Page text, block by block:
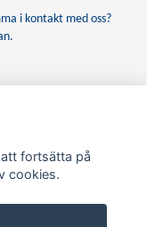
i kontakt med oss?
Prenumerera
fortsätta på
cookies.